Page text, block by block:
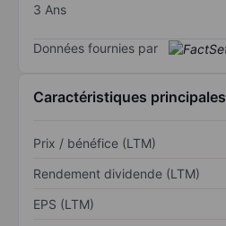
3 Ans
Données fournies par
Caractéristiques principales
Prix / bénéfice (LTM)
Rendement dividende (LTM)
EPS (LTM)